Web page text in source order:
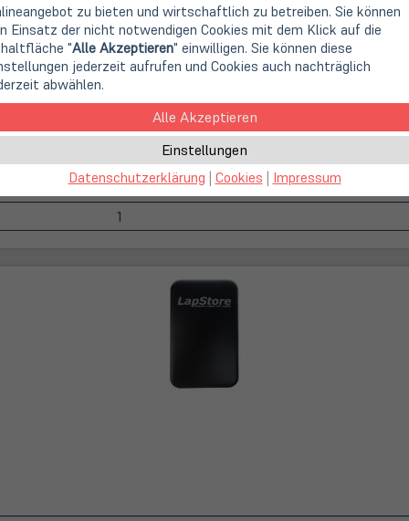
zu bieten und wirtschaftlich zu betreiben. Sie können
Einsatz der nicht notwendigen Cookies mit dem Klick auf die
"Alle Akzeptieren" einwilligen. Sie können diese
jederzeit aufrufen und Cookies auch nachträglich
abwählen.
Alle Akzeptieren
Einstellungen
Datenschutzerklärung | Cookies | Impressum